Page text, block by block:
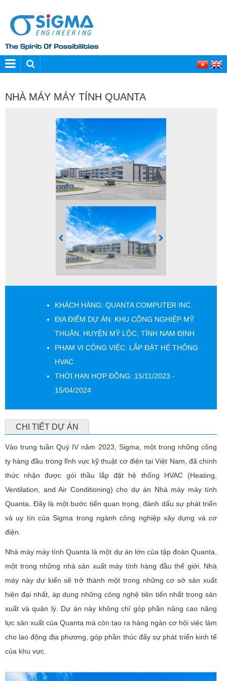
NHÀ MÁY MÁY TÍNH QUANTA
KHÁCH HÀNG: QUANTA COMPUTER INC.
ĐỊA ĐIỂM DỰ ÁN: KHU CÔNG NGHIỆP MỸ
THUẬN, HUYỆN MỸ LỘC, TỈNH NAM ĐỊNH
PHẠM VI CÔNG VIỆC: LẮP ĐẶT HỆ THỐNG
HVAC
THỜI HẠN HỢP ĐỒNG: 15/11/2023 -
15/04/2024
CHI TIẾT DỰ ÁN
Vào trung tuần Quý IV năm 2023, Sigma, một trong những công
ty hàng đầu trong lĩnh vực kỹ thuật cơ điện tại Việt Nam, đã chính
thức nhận được gói thầu lắp đặt hệ thống HVAC (Heating,
Ventilation, and Air Conditioning) cho dự án Nhà máy máy tính
Quanta. Đây là một bước tiến quan trọng, đánh dấu sự phát triển
và uy tín của Sigma trong ngành công nghiệp xây dựng và cơ
điện.
Nhà máy máy tính Quanta là một dự án lớn của tập đoàn Quanta,
một trong những nhà sản xuất máy tính hàng đầu thế giới. Nhà
máy này dự kiến sẽ trở thành một trong những cơ sở sản xuất
hiện đại nhất, áp dụng những công nghệ tiên tiến nhất trong sản
xuất và quản lý. Dự án này không chỉ góp phần nâng cao năng
lực sản xuất của Quanta mà còn tạo ra hàng ngàn cơ hội việc làm
cho lao động địa phương, góp phần thúc đẩy sự phát triển kinh tế
của khu vực.